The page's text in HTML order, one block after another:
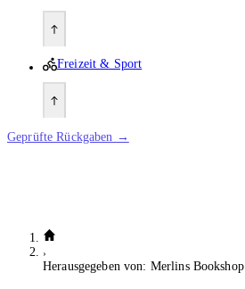
Freizeit & Sport
Geprüfte Rückgaben →
Herausgegeben von: Merlins Bookshop